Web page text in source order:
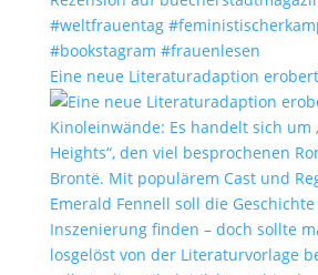
Eine neue Literaturadaption